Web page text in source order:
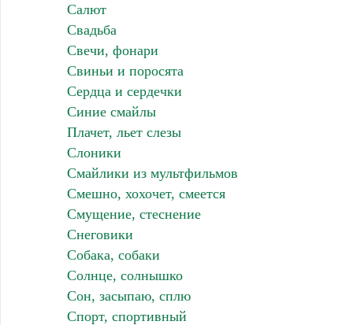
Салют
Свадьба
Свечи, фонари
Свиньи и поросята
Сердца и сердечки
Синие смайлы
Плачет, льет слезы
Слоники
Смайлики из мультфильмов
Смешно, хохочет, смеется
Смущение, стеснение
Снеговики
Собака, собаки
Солнце, солнышко
Сон, засыпаю, сплю
Спорт, спортивный